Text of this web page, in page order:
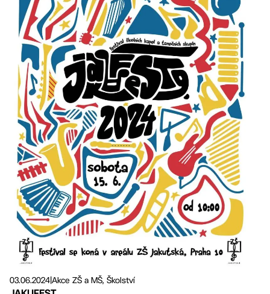
03.06.2024Akce ZŠ a MŠ, Školství